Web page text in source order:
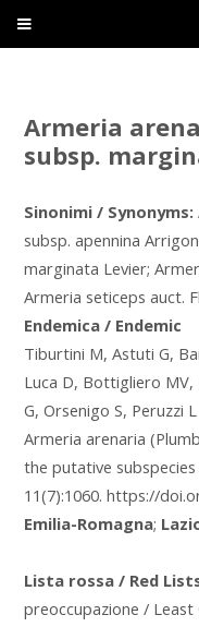
Armeria
subsp.
Sinonimi / Synonyms:
subsp. apennina
marginata Levier;
Armeria seticeps auct.
Endemica / Endemic
Tiburtini M, Astuti G,
Luca D, Bottigliero
G, Orsenigo S, Peruzzi
Armeria arenaria
the putative
11(7):1060. https://
Emilia-Romagna;
Lista rossa / Red
preoccupazione / Least